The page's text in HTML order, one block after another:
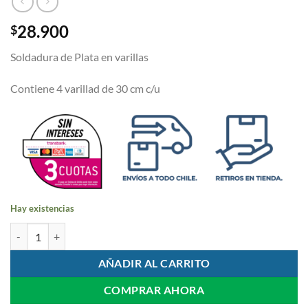
$28.900
Soldadura de Plata en varillas
Contiene 4 varillad de 30 cm c/u
Hay existencias
AÑADIR AL CARRITO
COMPRAR AHORA